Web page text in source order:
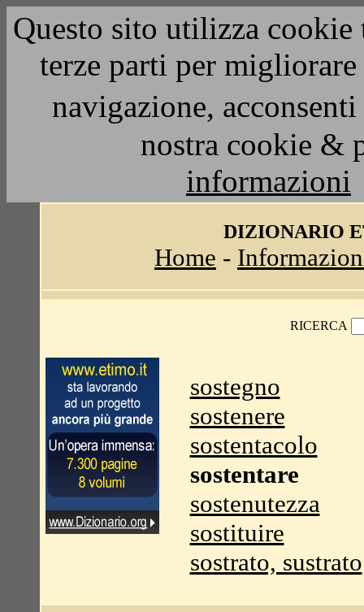
Questo sito utilizza
terze parti per
navigazione,
nostra cookie &
informazioni
DIZIONARIO
Home -
RICERCA
sostegno
sostenere
sostentacolo
sostentare
sostenutezza
sostituire
sostrato, sustrato